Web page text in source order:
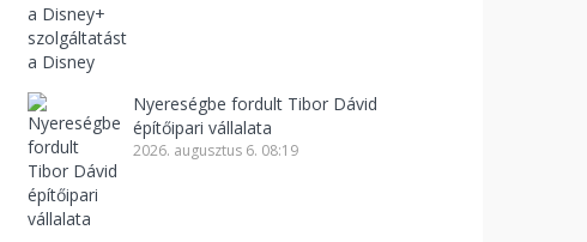
Nyereségbe fordult Tibor Dávid
építőipari vállalata
2026. augusztus 6. 08:19